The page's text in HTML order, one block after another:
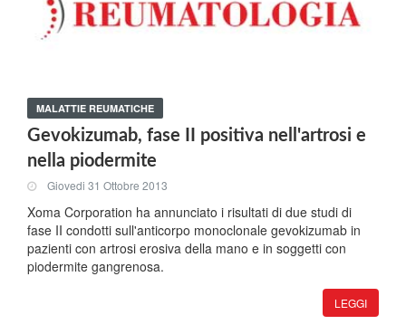
MALATTIE REUMATICHE
Gevokizumab, fase II positiva nell'artrosi e
nella piodermite
Giovedi 31 Ottobre 2013
Xoma Corporation ha annunciato i risultati di due studi di
fase II condotti sull'anticorpo monoclonale gevokizumab in
pazienti con artrosi erosiva della mano e in soggetti con
piodermite gangrenosa.
LEGGI